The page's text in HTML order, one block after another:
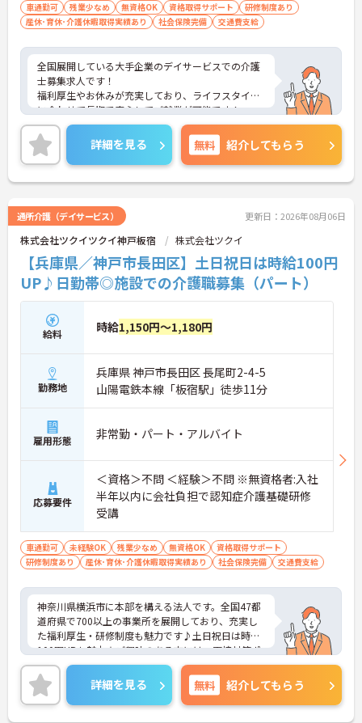
車通勤可 残業少なめ 無資格OK 資格取得サポート
研修制度あり
産休･育休･介護休暇取得実績あり
社会保険完備 交通費支給
全国展開している大手企業のデイサービスでの介護
士募集求人です！
福利厚生やお休みが充実しており、ライフスタイル
に合わせて長期で安心してご就業が可能です！
ご興味ある方には、面接のポイントなど、さらに詳
細をお話致しますのでお気軽にご相談ください。
詳細を見る 無料 紹介してもらう
通所介護（デイサービス） 更新日：2026年08月06日
株式会社ツクイツクイ神戸板宿 株式会社ツクイ
【兵庫県／神戸市長田区】土日祝日は時給100円
UP♪日勤帯◎施設での介護職募集（パート）
給料 時給1,150円～1,180円
勤務地
兵庫県 神戸市長田区 長尾町2-4-5
山陽電鉄本線「板宿駅」徒歩11分
雇用形態 非常勤・パート・アルバイト
応募要件
＜資格＞不問 ＜経験＞不問 ※無資格者:入社
半年以内に会社負担で認知症介護基礎研修
受講
車通勤可 未経験OK 残業少なめ 無資格OK
資格取得サポート
研修制度あり
産休･育休･介護休暇取得実績あり 社会保険完備 交通費支給
神奈川県横浜市に本部を構える法人です。全国47都
道府県で700以上の事業所を展開しており、充実し
た福利厚生・研修制度も魅力です♪土日祝日は時給
100円UPも魅力★ご興味のある方には、面接対策ポ
イントなど、さらに詳細をお話しいたしますのでお
気軽にご相談ください！
詳細を見る 無料 紹介してもらう